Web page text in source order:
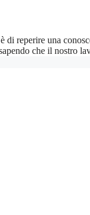
reperire una
che il nostro